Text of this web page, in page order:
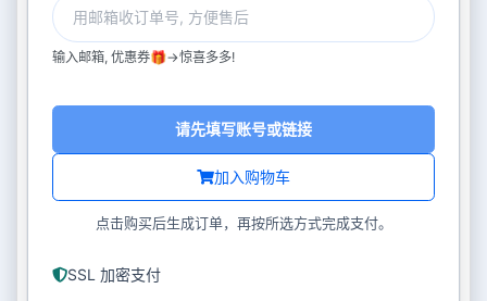
输入邮箱, 优惠券🎁->惊喜多多!
加入购物车
请先填写账号或链接
点击购买后生成订单，再按所选方式完成支付。
SSL 加密支付